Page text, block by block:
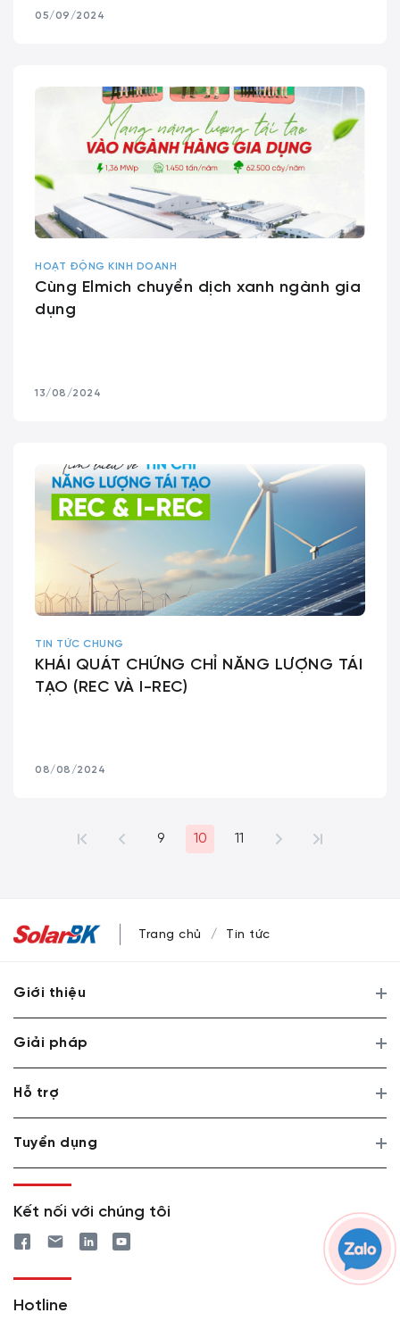
05/09/2024
HOẠT ĐỘNG KINH DOANH
Cùng Elmich chuyển dịch xanh ngành gia
dụng
13/08/2024
TIN TỨC CHUNG
KHÁI QUÁT CHỨNG CHỈ NĂNG LƯỢNG TÁI
TẠO (REC VÀ I-REC)
08/08/2024
9 10 11
Trang chủ Tin tức
Giới thiệu
Giải pháp
Hỗ trợ
Tuyển dụng
Kết nối với chúng tôi
Hotline